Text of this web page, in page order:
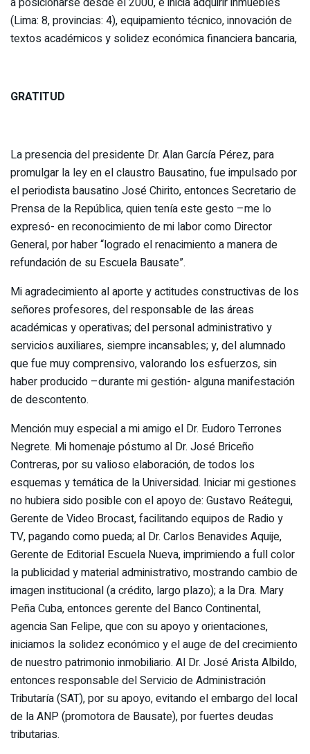
(Lima: 8, provincias: 4), equipamiento técnico, innovación de
textos académicos y solidez económica financiera bancaria,
GRATITUD
La presencia del presidente Dr. Alan García Pérez, para
promulgar la ley en el claustro Bausatino, fue impulsado por
el periodista bausatino José Chirito, entonces Secretario de
Prensa de la República, quien tenía este gesto –me lo
expresó- en reconocimiento de mi labor como Director
General, por haber “logrado el renacimiento a manera de
refundación de su Escuela Bausate”.
Mi agradecimiento al aporte y actitudes constructivas de los
señores profesores, del responsable de las áreas
académicas y operativas; del personal administrativo y
servicios auxiliares, siempre incansables; y, del alumnado
que fue muy comprensivo, valorando los esfuerzos, sin
haber producido –durante mi gestión- alguna manifestación
de descontento.
Mención muy especial a mi amigo el Dr. Eudoro Terrones
Negrete. Mi homenaje póstumo al Dr. José Briceño
Contreras, por su valioso elaboración, de todos los
esquemas y temática de la Universidad. Iniciar mi gestiones
no hubiera sido posible con el apoyo de: Gustavo Reátegui,
Gerente de Video Brocast, facilitando equipos de Radio y
TV, pagando como pueda; al Dr. Carlos Benavides Aquije,
Gerente de Editorial Escuela Nueva, imprimiendo a full color
la publicidad y material administrativo, mostrando cambio de
imagen institucional (a crédito, largo plazo); a la Dra. Mary
Peña Cuba, entonces gerente del Banco Continental,
agencia San Felipe, que con su apoyo y orientaciones,
iniciamos la solidez económico y el auge de del crecimiento
de nuestro patrimonio inmobiliario. Al Dr. José Arista Albildo,
entonces responsable del Servicio de Administración
Tributaría (SAT), por su apoyo, evitando el embargo del local
de la ANP (promotora de Bausate), por fuertes deudas
tributarias.